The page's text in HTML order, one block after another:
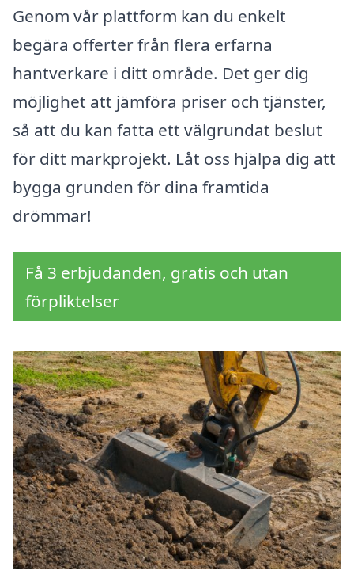
Genom vår plattform kan du enkelt
begära offerter från flera erfarna
hantverkare i ditt område. Det ger dig
möjlighet att jämföra priser och tjänster,
så att du kan fatta ett välgrundat beslut
för ditt markprojekt. Låt oss hjälpa dig att
bygga grunden för dina framtida
drömmar!
Få 3 erbjudanden, gratis och utan
förpliktelser